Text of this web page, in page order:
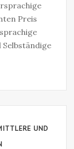
Preis
UND